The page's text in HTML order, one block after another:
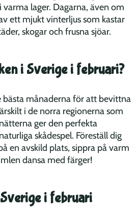
lager. Dagarna, även om
ett mjukt vinterljus som kastar
skogar och frusna sjöar.
i Sverige i februari?
bästa månaderna för att bevittna
i de norra regionerna som
ger den perfekta
skådespel. Föreställ dig
en avskild plats, sippra på varm
dansa med färger!
i februari